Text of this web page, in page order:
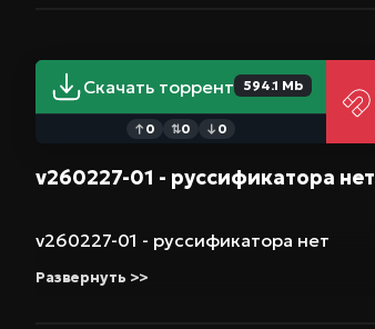
Скачать торрент 594.1 Mb
↑ 0 ⇅0 ↓ 0
v260227-01 - руссификатора нет
v260227-01 - руссификатора нет
Развернуть >>